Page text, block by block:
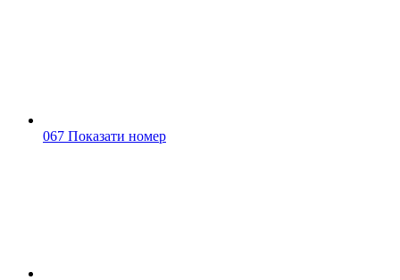
067 Показати номер